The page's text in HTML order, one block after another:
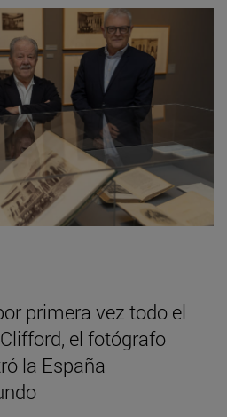
primera vez todo el
el fotógrafo
la España